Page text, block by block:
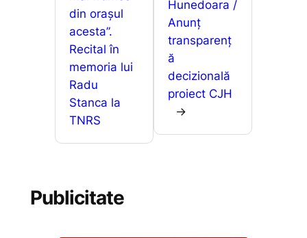
ă
din orașul
acesta”.
Recital în
memoria lui
Radu
Stanca la
TNRS
Hunedoara /
Anunț
transparenț
ă
decizională
proiect CJH
→
Publicitate